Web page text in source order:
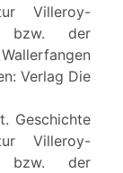
Villeroy-
bzw. der
Verlag Die
Geschichte
Villeroy-
bzw. der